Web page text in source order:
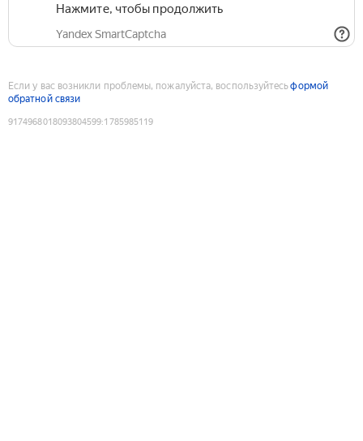
Нажмите, чтобы продолжить
Yandex SmartCaptcha
Если у вас возникли проблемы, пожалуйста, воспользуйтесьформой
обратной связи
9174968018093804599:1785985119